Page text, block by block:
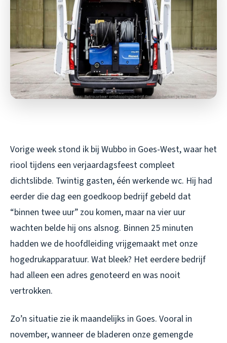
Vorige week stond ik bij Wubbo in Goes-West, waar het
riool tijdens een verjaardagsfeest compleet
dichtslibde. Twintig gasten, één werkende wc. Hij had
eerder die dag een goedkoop bedrijf gebeld dat
“binnen twee uur” zou komen, maar na vier uur
wachten belde hij ons alsnog. Binnen 25 minuten
hadden we de hoofdleiding vrijgemaakt met onze
hogedrukapparatuur. Wat bleek? Het eerdere bedrijf
had alleen een adres genoteerd en was nooit
vertrokken.
Zo’n situatie zie ik maandelijks in Goes. Vooral in
november, wanneer de bladeren onze gemengde